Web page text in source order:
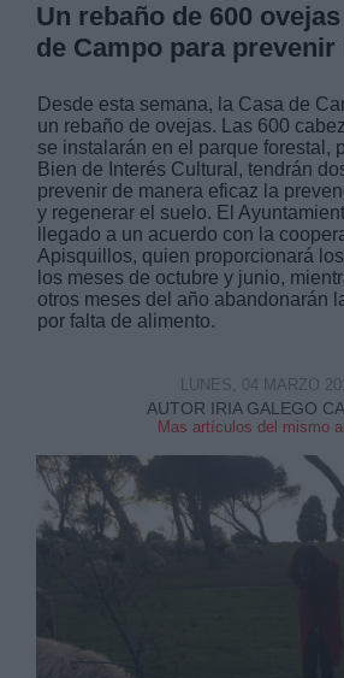
Un rebaño de 600
de Campo para
Desde esta semana, la Casa de
un rebaño de ovejas. Las 600
se instalarán en el parque forestal,
Bien de Interés Cultural, tendrán
prevenir de manera eficaz la
y regenerar el suelo. El
llegado a un acuerdo con la
Apisquillos, quien proporcionará
los meses de octubre y junio,
otros meses del año abandonarán
por falta de alimento.
AUTOR IRIA GALEGO
Mas artículos del mismo
LUNES, 04 MARZO
Destinatarios:
link
link